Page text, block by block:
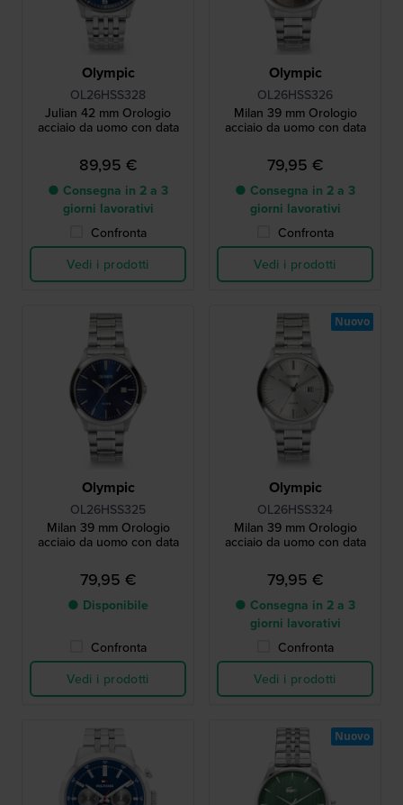
Olympic
OL26HSS328
Julian 42 mm Orologio
acciaio da uomo con data
89,95 €
● Consegna in 2 a 3
giorni lavorativi
Confronta
Vedi i prodotti
Olympic
OL26HSS326
Milan 39 mm Orologio
acciaio da uomo con data
79,95 €
● Consegna in 2 a 3
giorni lavorativi
Confronta
Vedi i prodotti
Olympic
OL26HSS325
Milan 39 mm Orologio
acciaio da uomo con data
79,95 €
● Disponibile
Confronta
Vedi i prodotti
Olympic
OL26HSS324
Milan 39 mm Orologio
acciaio da uomo con data
79,95 €
● Consegna in 2 a 3
giorni lavorativi
Confronta
Vedi i prodotti
Nuovo
Nuovo